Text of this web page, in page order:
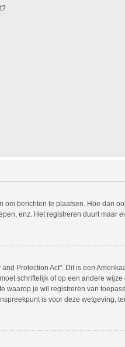
berichten te plaatsen. Hoe dan
enz. Het registreren duurt maar
Protection Act". Dit is een
schriftelijk of op een andere
waarop je wil registreren van
is voor deze wetgeving,